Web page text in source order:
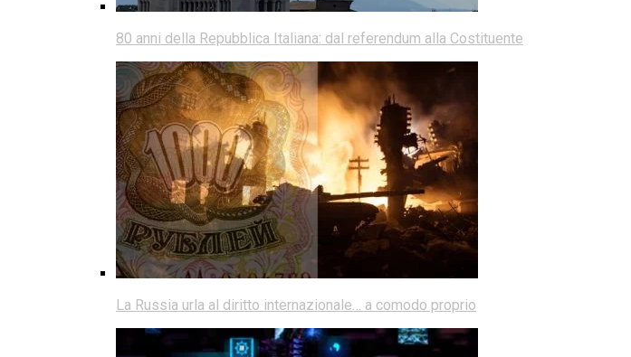
80 anni della Repubblica Italiana: dal referendum alla Costituente
La Russia urla al diritto internazionale… a comodo proprio